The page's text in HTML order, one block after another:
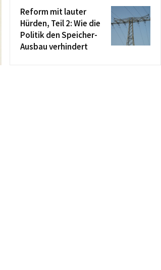
Reform mit lauter
Hürden, Teil 2: Wie die
Politik den Speicher-
Ausbau verhindert